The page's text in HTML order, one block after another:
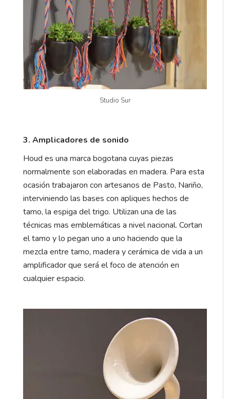
Studio Sur
3. Amplicadores de sonido
Houd es una marca bogotana cuyas piezas
normalmente son elaboradas en madera. Para esta
ocasión trabajaron con artesanos de Pasto, Nariño,
interviniendo las bases con apliques hechos de
tamo, la espiga del trigo. Utilizan una de las
técnicas mas emblemáticas a nivel nacional. Cortan
el tamo y lo pegan uno a uno haciendo que la
mezcla entre tamo, madera y cerámica de vida a un
amplificador que será el foco de atención en
cualquier espacio.